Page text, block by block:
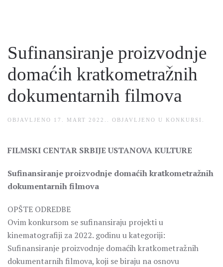
Sufinansiranje proizvodnje
domaćih kratkometražnih
dokumentarnih filmova
OBJAVLJENO 17. MART 2022. . OBJAVLJENO U KONKURSI
FILMSKI CENTAR SRBIJE USTANOVA KULTURE
Sufinansiranje proizvodnje domaćih kratkometražnih
dokumentarnih filmova
OPŠTE ODREDBE
Ovim konkursom se sufinansiraju projekti u
kinematografiji za 2022. godinu u kategoriji:
Sufinansiranje proizvodnje domaćih kratkometražnih
dokumentarnih filmova, koji se biraju na osnovu